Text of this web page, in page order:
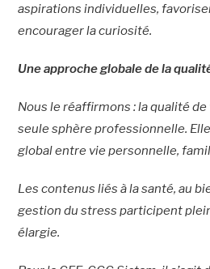
aspirations individuelles,
encourager la curiosité.
Une approche globale de la
Nous le réaffirmons : la qualité
seule sphère professionnelle.
global entre vie personnelle,
Les contenus liés à la santé, au
gestion du stress participent
élargie.